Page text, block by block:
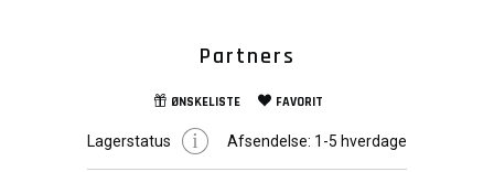
Partners
ØNSKELISTE FAVORIT
Lagerstatus Afsendelse: 1-5 hverdage